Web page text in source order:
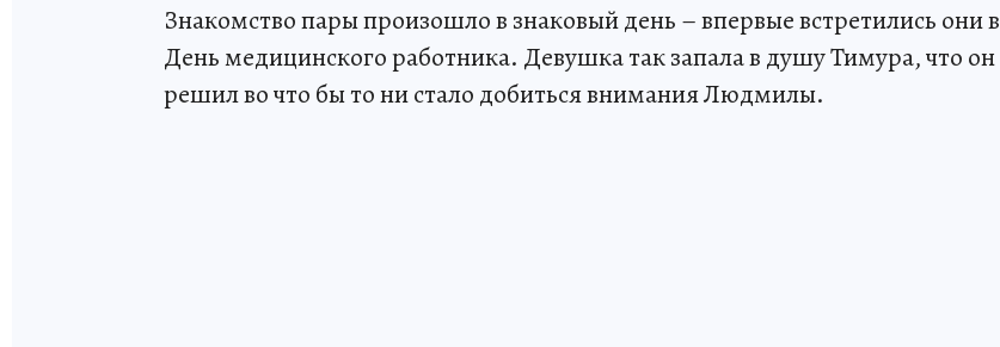
Знакомство пары произошло в знаковый день – впервые встретились они в
День медицинского работника. Девушка так запала в душу Тимура, что он
решил во что бы то ни стало добиться внимания Людмилы.